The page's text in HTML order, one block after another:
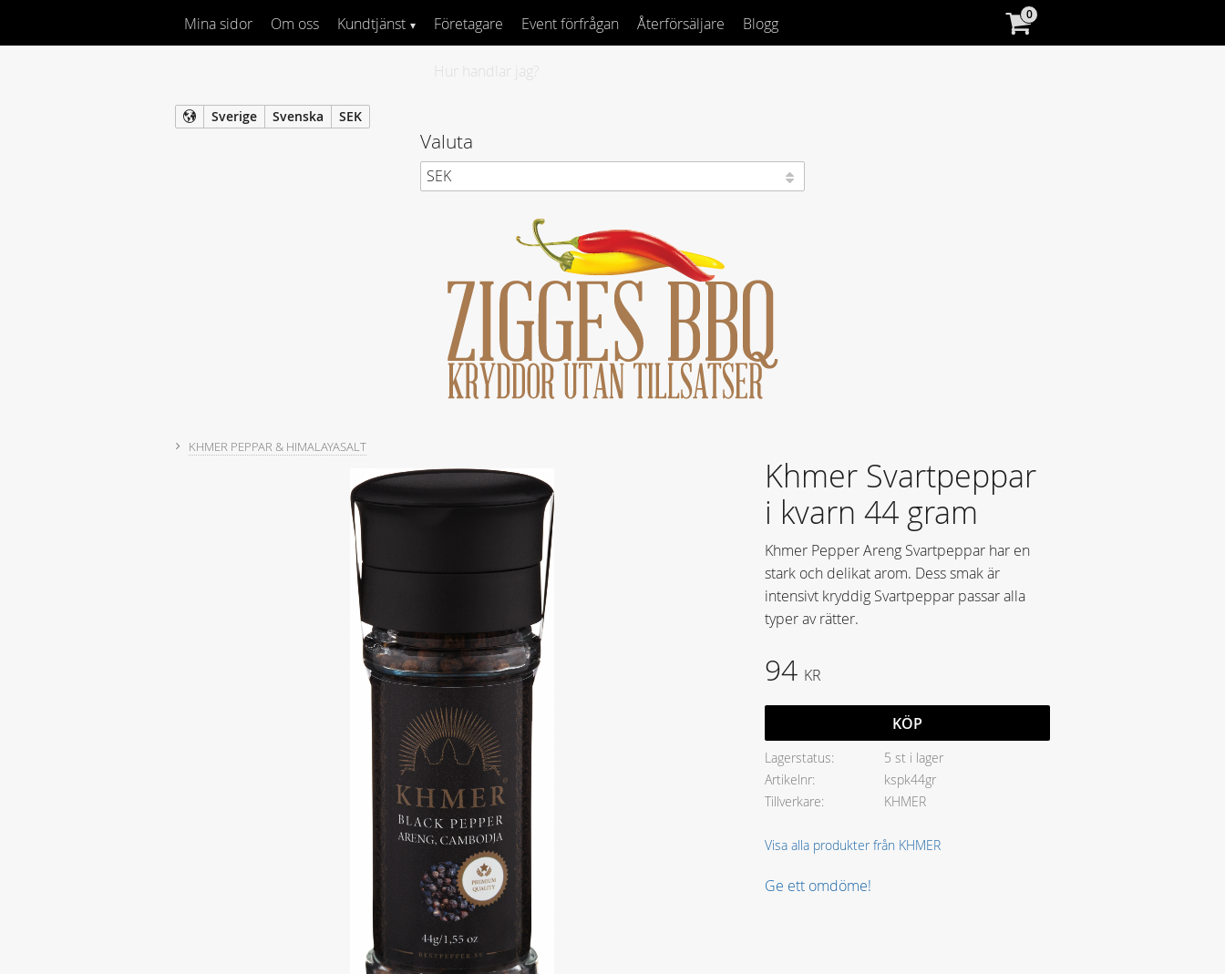
Sverige Svenska SEK
Valuta
Mina sidor Om oss Kundtjänst Företagare Event förfrågan Återförsäljare Blogg
Hur handlar jag?
KHMER PEPPAR & HIMALAYASALT
Khmer Svartpeppar
i kvarn 44 gram
Khmer Pepper Areng Svartpeppar har en
stark och delikat arom. Dess smak är
intensivt kryddig Svartpeppar passar alla
typer av rätter.
94 KR
KÖP
Lagerstatus
5 st i lager
Artikelnr
kspk44gr
Tillverkare
KHMER
Visa alla produkter från KHMER
Ge ett omdöme!